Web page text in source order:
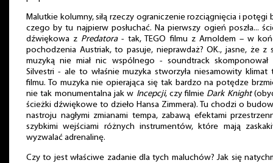
Malutkie kolumny, siłą rzeczy ograniczenie rozciągnięcia i potęgi
czego by tu najpierw posłuchać. Na pierwszy ogień poszła...
dźwiękowa z Predatora- tak, TEGO filmu z Arnoldem – w
pochodzenia Austriak, to pasuje, nieprawdaż? OK., jasne, że z
muzyką nie miał nic wspólnego - soundtrack skomponował
Silvestri - ale to właśnie muzyka stworzyła niesamowity klimat
filmu. To muzyka nie opierająca się tak bardzo na potędze
nie tak monumentalna jak w Incepcji, czy filmie Dark Knight
ścieżki dźwiękowe to dzieło Hansa Zimmera). Tu chodzi o
nastroju nagłymi zmianami tempa, zabawą efektami
szybkimi wejściami różnych instrumentów, które mają
wyzwalać adrenalinę.
Czy to jest właściwe zadanie dla tych maluchów? Jak się